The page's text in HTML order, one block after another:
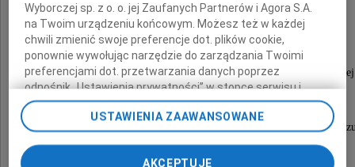
Żołnierzom
z 17. Wielkopolskiej Brygady Zmechanizowanej
im. gen. broni Józefa Dowbora-Muśnickiego
składam najszczersze kondolencje i wyrazy
Wyborczej sp. z o. o. jej Zaufanych Partnerów i Agora S.A.
na Twoim urządzeniu końcowym. Możesz też w każdej
chwili zmienić swoje preferencje dot. plików cookie,
ponownie wywołując narzędzie do zarządzania Twoimi
preferencjami dot. przetwarzania danych poprzez
odnośnik „Ustawienia prywatności” w stopce serwisu i
przechodząc do sekcji „Ustawienia zaawansowane”.
Zmiana ustawień plików cookie możliwa jest także za
pomocą ustawień przeglądarki.
USTAWIENIA ZAAWANSOWANE
AKCEPTUJĘ